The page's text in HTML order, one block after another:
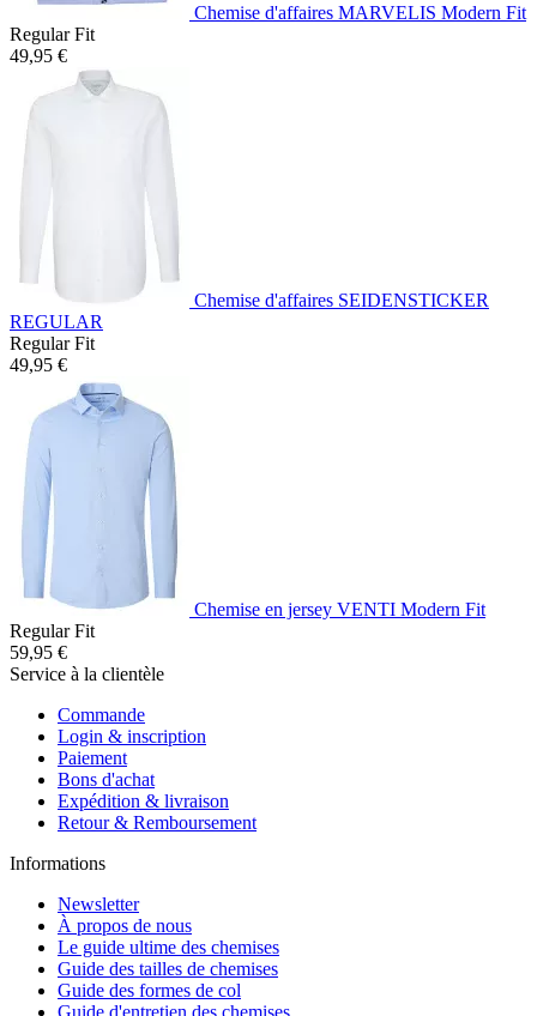
Chemise d'affaires MARVELIS Modern Fit
Regular Fit
49,95 €
Chemise d'affaires SEIDENSTICKER
REGULAR
Regular Fit
49,95 €
Chemise en jersey VENTI Modern Fit
Regular Fit
59,95 €
Service à la clientèle
Commande
Login & inscription
Paiement
Bons d'achat
Expédition & livraison
Retour & Remboursement
Informations
Newsletter
À propos de nous
Le guide ultime des chemises
Guide des tailles de chemises
Guide des formes de col
Guide d'entretien des chemises